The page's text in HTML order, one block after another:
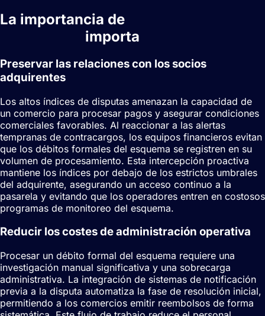
La importancia de
importa
Preservar las relaciones con los socios
adquirentes
Los altos índices de disputas amenazan la capacidad de
un comercio para procesar pagos y asegurar condiciones
comerciales favorables. Al reaccionar a las alertas
tempranas de contracargos, los equipos financieros evitan
que los débitos formales del esquema se registren en su
volumen de procesamiento. Esta intercepción proactiva
mantiene los índices por debajo de los estrictos umbrales
del adquirente, asegurando un acceso continuo a la
pasarela y evitando que los operadores entren en costosos
programas de monitoreo del esquema.
Reducir los costes de administración operativa
Procesar un débito formal del esquema requiere una
investigación manual significativa y una sobrecarga
administrativa. La integración de sistemas de notificación
previa a la disputa automatiza la fase de resolución inicial,
permitiendo a los comercios emitir reembolsos de forma